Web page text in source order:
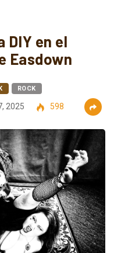
DIY en el
Easdown
ROCK
2025 598